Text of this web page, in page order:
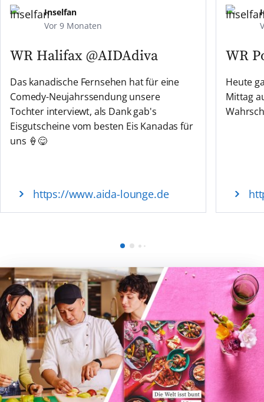
Inselfan
Vor 9 Monaten
WR Halifax @AIDAdiva
Das kanadische Fernsehen hat für eine
Comedy-Neujahrssendung unsere
Tochter interviewt, als Dank gab's
Eisgutscheine vom besten Eis Kanadas für
uns 🍦😋
https://www.aida-lounge.de
WR
Heute
Mittag